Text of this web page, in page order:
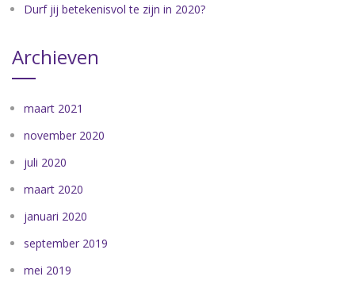
Durf jij betekenisvol te zijn in 2020?
Archieven
maart 2021
november 2020
juli 2020
maart 2020
januari 2020
september 2019
mei 2019